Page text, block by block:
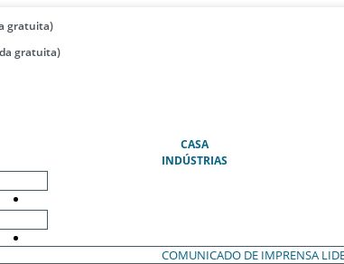
gratuita)
gratuita)
CASA(ATUAL)
INDÚSTRIAS
COMUNICADO DE IMPRENSA